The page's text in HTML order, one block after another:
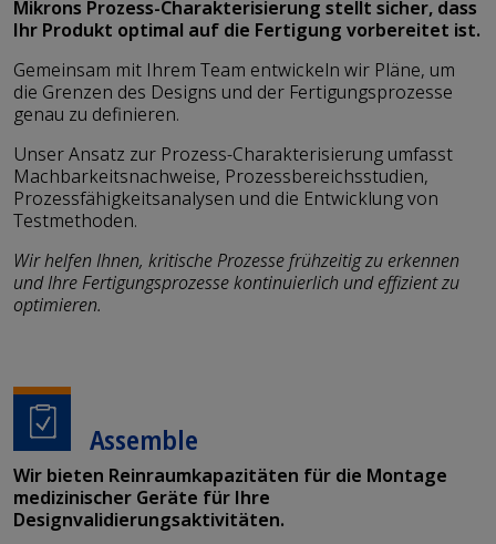
Mikrons Prozess-Charakterisierung stellt sicher, dass
Ihr Produkt optimal auf die Fertigung vorbereitet ist.
Gemeinsam mit Ihrem Team entwickeln wir Pläne, um
die Grenzen des Designs und der Fertigungsprozesse
genau zu definieren.
Unser Ansatz zur Prozess-Charakterisierung umfasst
Machbarkeitsnachweise, Prozessbereichsstudien,
Prozessfähigkeitsanalysen und die Entwicklung von
Testmethoden.
Wir helfen Ihnen, kritische Prozesse frühzeitig zu erkennen
und Ihre Fertigungsprozesse kontinuierlich und effizient zu
optimieren.
Assemble
Wir bieten Reinraumkapazitäten für die Montage
medizinischer Geräte für Ihre
Designvalidierungsaktivitäten.